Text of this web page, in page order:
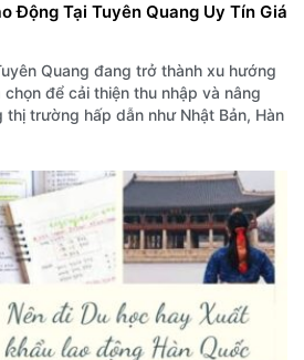
Động Tại Tuyên Quang Uy Tín Giá
Quang đang trở thành xu hướng
để cải thiện thu nhập và nâng
thị trường hấp dẫn như Nhật Bản, Hàn